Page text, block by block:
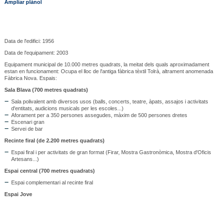
Ampliar plànol
Data de l'edifici: 1956
Data de l'equipament: 2003
Equipament municipal de 10.000 metres quadrats, la meitat dels quals aproximadament
estan en funcionament: Ocupa el lloc de l'antiga fàbrica tèxtil Tolrà, altrament anomenada
Fàbrica Nova. Espais:
Sala Blava (700 metres quadrats)
Sala polivalent amb diversos usos (balls, concerts, teatre, àpats, assajos i activitats
d'entitats, audicions musicals per les escoles...)
Aforament per a 350 persones assegudes, màxim de 500 persones dretes
Escenari gran
Servei de bar
Recinte firal (de 2.200 metres quadrats)
Espai firal i per activitats de gran format (Firar, Mostra Gastronòmica, Mostra d'Oficis
Artesans...)
Espai central (700 metres quadrats)
Espai complementari al recinte firal
Espai Jove